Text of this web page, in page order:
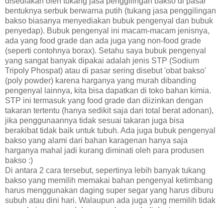
bentuknya serbuk berwarna putih (tukang jasa penggilingan
bakso biasanya menyediakan bubuk pengenyal dan bubuk
penyedap). Bubuk pengenyal ini macam-macam jenisnya,
ada yang food grade dan ada juga yang non-food grade
(seperti contohnya borax). Setahu saya bubuk pengenyal
yang sangat banyak dipakai adalah jenis STP (Sodium
Tripoly Phospat) atau di pasar sering disebut 'obat bakso'
(poly powder) karena harganya yang murah dibanding
pengenyal lainnya, kita bisa dapatkan di toko bahan kimia.
STP ini termasuk yang food grade dan diizinkan dengan
takaran tertentu (hanya sedikit saja dari total berat adonan),
jika penggunaannya tidak sesuai takaran juga bisa
berakibat tidak baik untuk tubuh. Ada juga bubuk pengenyal
bakso yang alami dari bahan karagenan hanya saja
harganya mahal jadi kurang diminati oleh para produsen
bakso :)
Di antara 2 cara tersebut, sepertinya lebih banyak tukang
bakso yang memilih memakai bahan pengenyal ketimbang
harus menggunakan daging super segar yang harus diburu
subuh atau dini hari. Walaupun ada juga yang memilih tidak